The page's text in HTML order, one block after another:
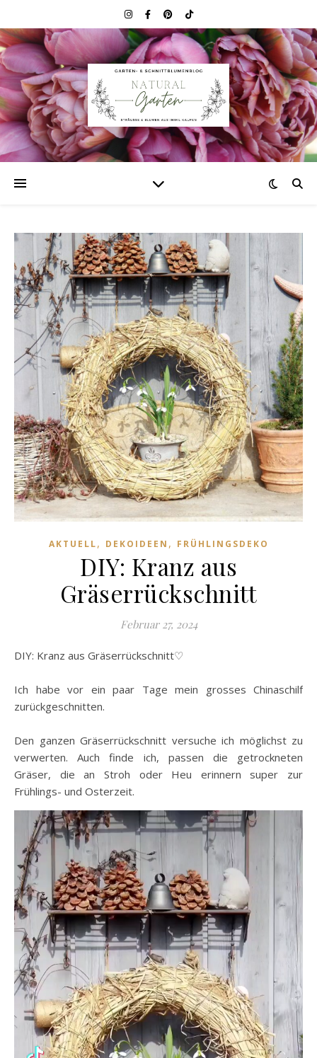
AKTUELL, DEKOIDEEN , FRÜHLINGSDEKO
DIY: Kranz aus
Gräserrückschnitt
Februar 27, 2024
DIY: Kranz aus Gräserrückschnitt♡
Ich habe vor ein paar Tage mein grosses Chinaschilf
zurückgeschnitten.
Den ganzen Gräserrückschnitt versuche ich möglichst zu
verwerten. Auch finde ich, passen die getrockneten
Gräser, die an Stroh oder Heu erinnern super zur
Frühlings- und Osterzeit.